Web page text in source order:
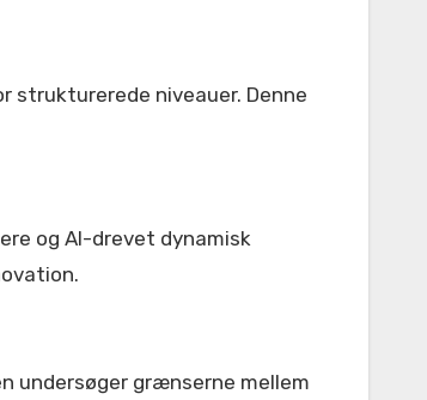
strukturerede niveauer. Denne
og AI-drevet dynamisk
undersøger grænserne mellem